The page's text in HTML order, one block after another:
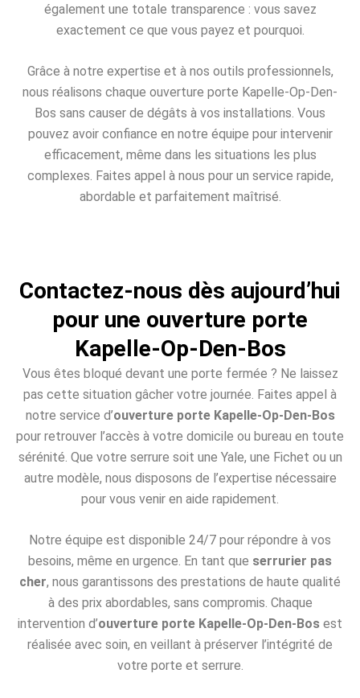
également une totale transparence : vous savez
exactement ce que vous payez et pourquoi.
Grâce à notre expertise et à nos outils professionnels,
nous réalisons chaque ouverture porte Kapelle-Op-Den-
Bos sans causer de dégâts à vos installations. Vous
pouvez avoir confiance en notre équipe pour intervenir
efficacement, même dans les situations les plus
complexes. Faites appel à nous pour un service rapide,
abordable et parfaitement maîtrisé.
Contactez-nous dès aujourd’hui
pour une ouverture porte
Kapelle-Op-Den-Bos
Vous êtes bloqué devant une porte fermée ? Ne laissez
pas cette situation gâcher votre journée. Faites appel à
notre service d’ouverture porte Kapelle-Op-Den-Bos
pour retrouver l’accès à votre domicile ou bureau en toute
sérénité. Que votre serrure soit une Yale, une Fichet ou un
autre modèle, nous disposons de l’expertise nécessaire
pour vous venir en aide rapidement.
Notre équipe est disponible 24/7 pour répondre à vos
besoins, même en urgence. En tant que serrurier pas
cher, nous garantissons des prestations de haute qualité
à des prix abordables, sans compromis. Chaque
intervention d’ouverture porte Kapelle-Op-Den-Bos est
réalisée avec soin, en veillant à préserver l’intégrité de
votre porte et serrure.